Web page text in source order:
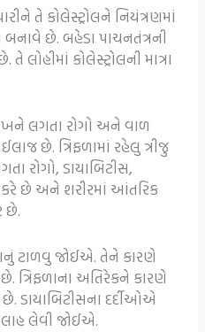
તે કોલેસ્ટ્રોલને નિયંત્રણમાં
છે. બહેડા પાચનતંત્રની
કોલેસ્ટ્રોલની માત્રા
લગતા રોગો અને વાળ
છે. ત્રિફળામાં રહેલુ ત્રીજુ
રોગો, ડાયાબિટીસ,
કરે છે અને શરીરમાં આંતરિક
છે.
ટાળવુ જોઈએ. તેને કારણે
ત્રિફળાના અતિરેકને કારણે
ડાયાબિટીસના દર્દીઓએ
લેવી જોઈએ.